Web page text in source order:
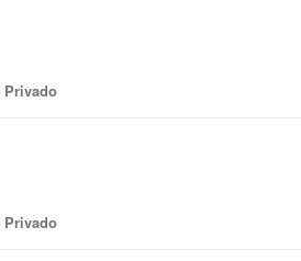
Privado
Privado